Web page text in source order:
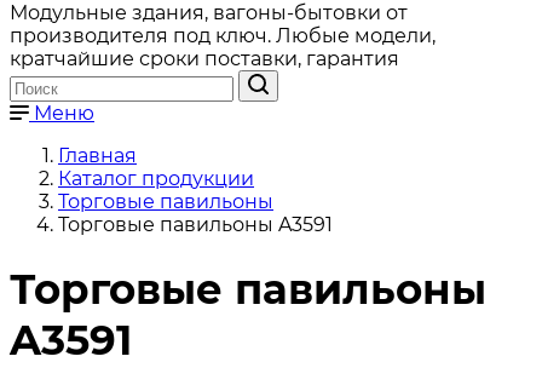
Модульные здания, вагоны-бытовки от
производителя под ключ. Любые модели,
кратчайшие сроки поставки, гарантия
Меню
Главная
Каталог продукции
Торговые павильоны
Торговые павильоны A3591
Торговые павильоны
A3591